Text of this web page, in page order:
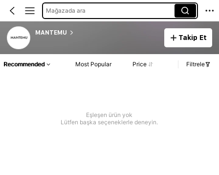
Mağazada ara
MANTEMU
Takip Et
Recommended Most Popular Price Filtrele
Eşleşen ürün yok
Lütfen başka seçeneklerle deneyin.